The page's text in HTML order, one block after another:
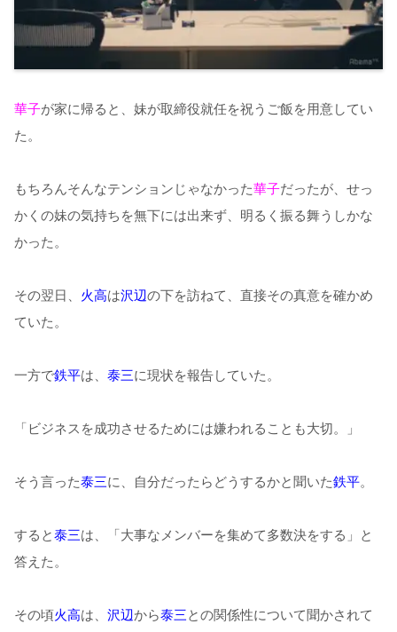
華子が家に帰ると、妹が取締役就任を祝うご飯を用意してい
た。
もちろんそんなテンションじゃなかった華子だったが、せっ
かくの妹の気持ちを無下には出来ず、明るく振る舞うしかな
かった。
その翌日、 火高は沢辺の下を訪ねて、直接その真意を確かめ
ていた。
一方で鉄平は、 泰三に現状を報告していた。
「ビジネスを成功させるためには嫌われることも大切。」
そう言った泰三に、自分だったらどうするかと聞いた鉄平。
すると泰三は、「大事なメンバーを集めて多数決をする」と
答えた。
その頃火高は、 沢辺から泰三との関係性について聞かされて